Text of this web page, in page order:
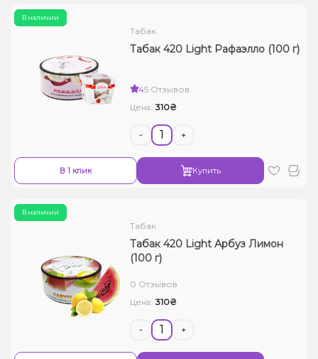
В наличии
Табак
Табак 420 Light Рафаэлло (100 г)
45 Отзывов
Цена: 310₴
- +
В 1 клик Купить
В наличии
Табак
Табак 420 Light Арбуз Лимон
(100 г)
0 Отзывов
Цена: 310₴
- +